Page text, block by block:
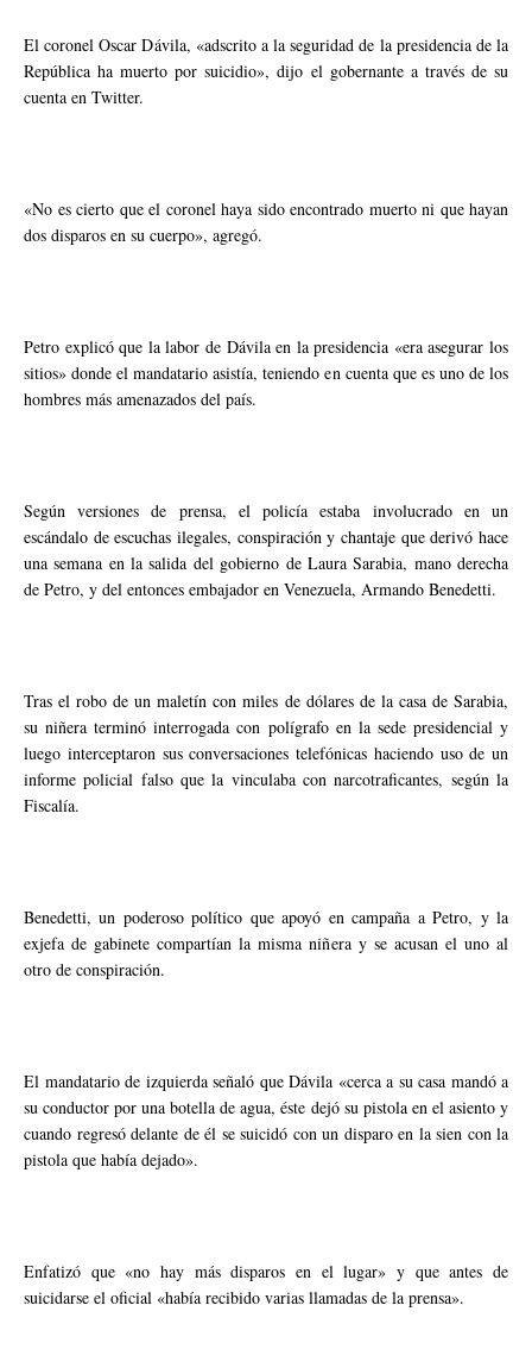
El coronel Oscar Dávila, «adscrito a la seguridad de la presidencia de la
República ha muerto por suicidio», dijo el gobernante a través de su
cuenta en Twitter.
«No es cierto que el coronel haya sido encontrado muerto ni que hayan
dos disparos en su cuerpo», agregó.
Petro explicó que la labor de Dávila en la presidencia «era asegurar los
sitios» donde el mandatario asistía, teniendo en cuenta que es uno de los
hombres más amenazados del país.
Según versiones de prensa, el policía estaba involucrado en un
escándalo de escuchas ilegales, conspiración y chantaje que derivó hace
una semana en la salida del gobierno de Laura Sarabia, mano derecha
de Petro, y del entonces embajador en Venezuela, Armando Benedetti.
Tras el robo de un maletín con miles de dólares de la casa de Sarabia,
su niñera terminó interrogada con polígrafo en la sede presidencial y
luego interceptaron sus conversaciones telefónicas haciendo uso de un
informe policial falso que la vinculaba con narcotraficantes, según la
Fiscalía.
Benedetti, un poderoso político que apoyó en campaña a Petro, y la
exjefa de gabinete compartían la misma niñera y se acusan el uno al
otro de conspiración.
El mandatario de izquierda señaló que Dávila «cerca a su casa mandó a
su conductor por una botella de agua, éste dejó su pistola en el asiento y
cuando regresó delante de él se suicidó con un disparo en la sien con la
pistola que había dejado».
Enfatizó que «no hay más disparos en el lugar» y que antes de
suicidarse el oficial «había recibido varias llamadas de la prensa».